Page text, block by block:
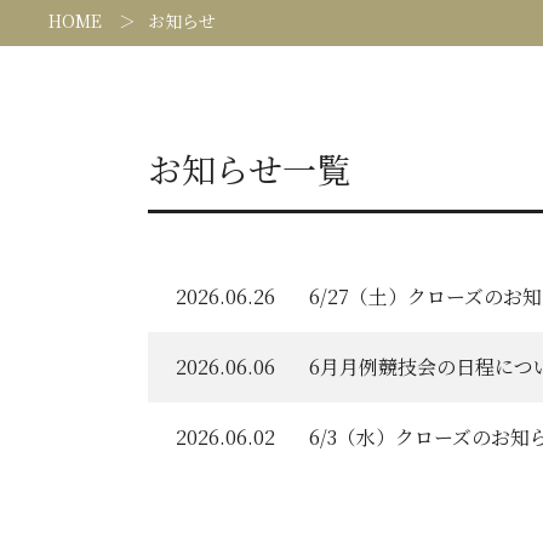
HOME お知らせ
お知らせ一覧
2026.06.26 6/27（土）クローズのお
2026.06.06 6月月例競技会の日程につ
2026.06.02 6/3（水）クローズのお知